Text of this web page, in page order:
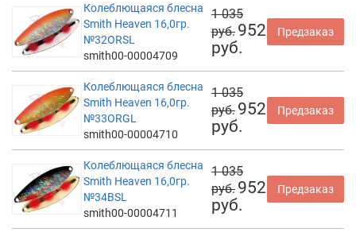
Колеблющаяся блесна
Smith Heaven 16,0гр.
№32ORSL
smith00-00004709
1 035
руб. 952
руб.
Предзаказ
Колеблющаяся блесна
Smith Heaven 16,0гр.
№33ORGL
smith00-00004710
1 035
руб. 952
руб.
Предзаказ
Колеблющаяся блесна
Smith Heaven 16,0гр.
№34BSL
smith00-00004711
1 035
руб. 952
руб.
Предзаказ